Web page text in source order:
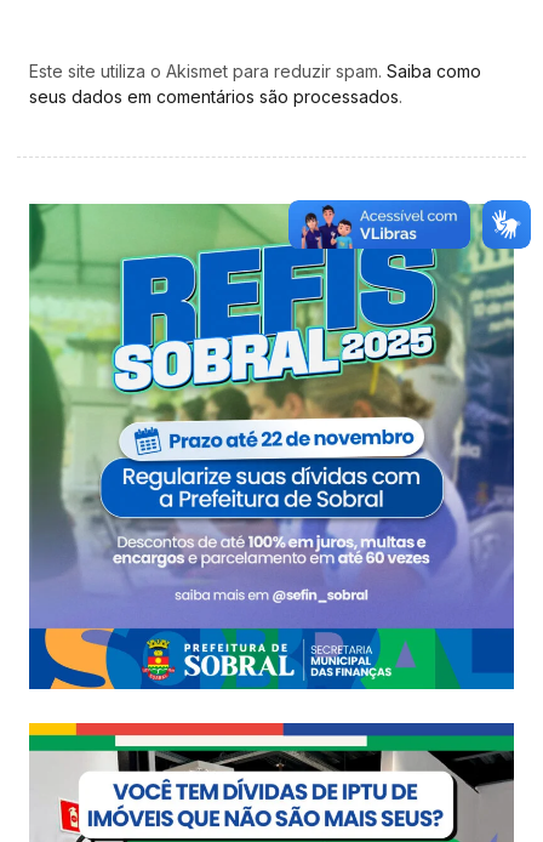
Este site utiliza o Akismet para reduzir spam. Saiba como
seus dados em comentários são processados.